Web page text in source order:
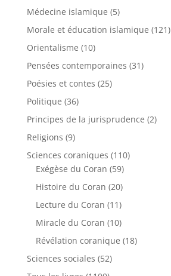
Médecine islamique (5)
Morale et éducation islamique (121)
Orientalisme (10)
Pensées contemporaines (31)
Poésies et contes (25)
Politique (36)
Principes de la jurisprudence (2)
Religions (9)
Sciences coraniques (110)
Exégèse du Coran (59)
Histoire du Coran (20)
Lecture du Coran (11)
Miracle du Coran (10)
Révélation coranique (18)
Sciences sociales (52)